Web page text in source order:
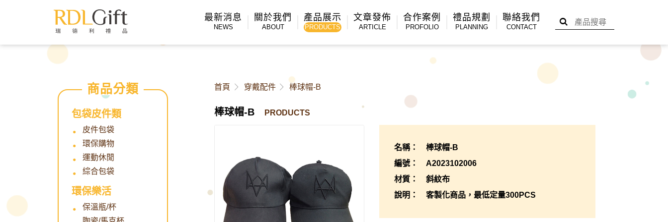
最新消息
NEWS
關於我們
ABOUT
產品展示
PRODUCTS
文章發佈
ARTICLE
合作案例
PROFOLIO
禮品規劃
PLANNING
聯絡我們
CONTACT
包袋皮件類
皮件包袋
環保購物
運動休閒
綜合包袋
環保樂活
保溫瓶/杯
首頁 穿戴配件 棒球帽-B
棒球帽-B PRODUCTS
名稱： 棒球帽-B
編號： A2023102006
材質： 斜紋布
說明： 客製化商品，最低定量300PCS